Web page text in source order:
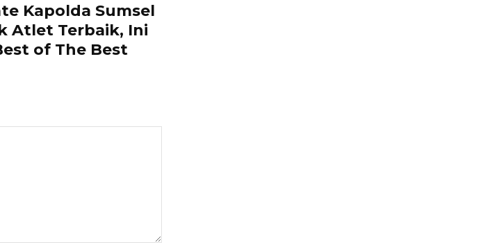
Kapolda Sumsel
Atlet Terbaik, Ini
of The Best